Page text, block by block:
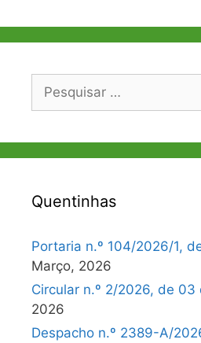
Pesquisar
Quentinhas
Portaria n.º 104/2026/1,
Março, 2026
Circular n.º 2/2026, de 03
2026
Despacho n.º 2389-A/